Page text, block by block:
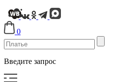
0
Введите запрос